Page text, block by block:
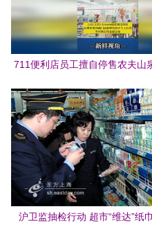
711便利店员工擅自停售农夫山
沪卫监抽检行动 超市“维达”纸